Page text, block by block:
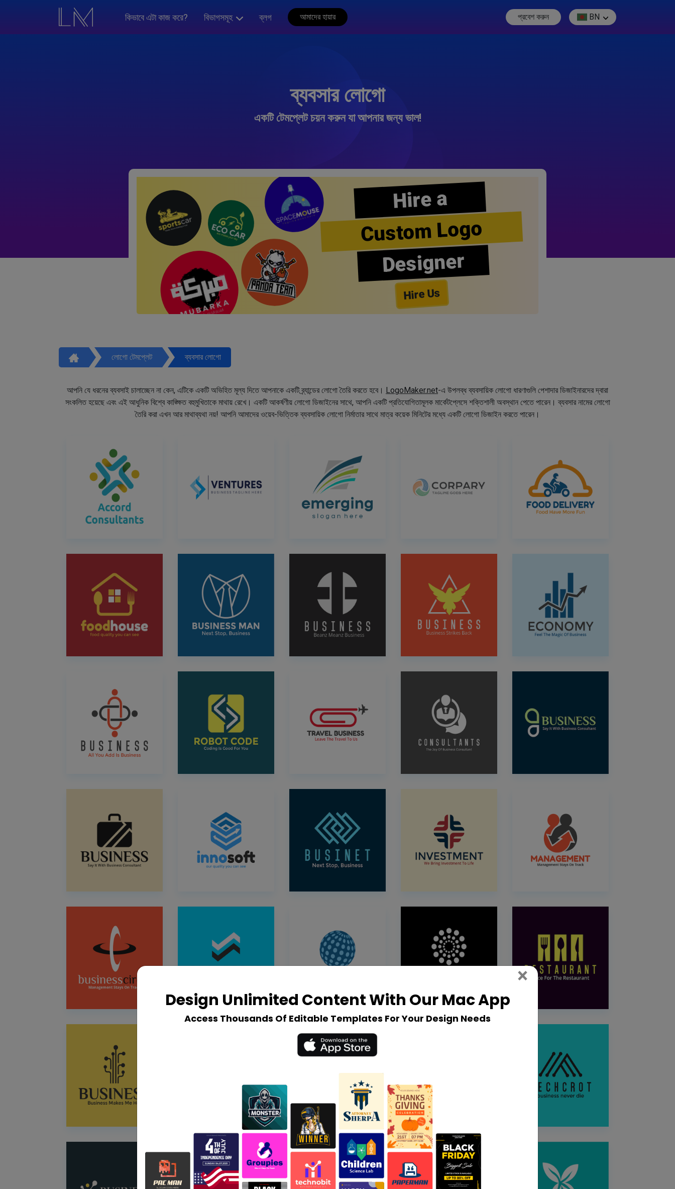
কিভাবে এটা কাজ করে? বিভাগসমূহ ব্লগ আমাদের হায়ার প্রবেশ করুন BN
ব্যবসার লোগো
একটি টেমপ্লেট চয়ন করুন যা আপনার জন্য ভাল!
Hire a
Custom Logo
Designer
Hire Us
লোগো টেমপ্লেট ব্যবসার লোগো
আপনি যে ধরনের ব্যবসাই চালাচ্ছেন না কেন, এটিকে একটি অভিহিত মূল্য দিতে আপনাকে একটি ব্র্যান্ডের লোগো তৈরি করতে হবে। LogoMaker.net-এ উপলব্ধ ব্যবসায়িক লোগো ধারণাগুলি পেশাদার ডিজাইনারদের দ্বারা
সংকলিত হয়েছে এবং এই আধুনিক বিশ্বে কাঙ্ক্ষিত বহুমুখিতাকে মাথায় রেখে। একটি আকর্ষণীয় লোগো ডিজাইনের সাথে, আপনি একটি প্রতিযোগিতামূলক মার্কেটপ্লেসে শক্তিশালী অবস্থান পেতে পারেন। ব্যবসার নামের লোগো
তৈরি করা এখন আর মাথাব্যথা নয়! আপনি আমাদের ওয়েব-ভিত্তিক ব্যবসায়িক লোগো নির্মাতার সাথে মাত্র কয়েক মিনিটের মধ্যে একটি লোগো ডিজাইন করতে পারেন।
Design Unlimited Content With Our Mac App
Access Thousands Of Editable Templates For Your Design Needs
× Close